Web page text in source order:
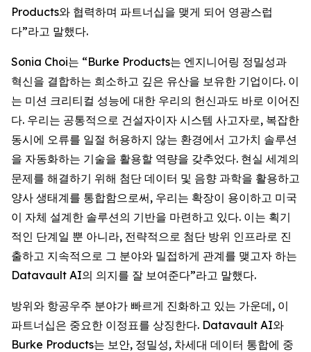
Products와 협력하며 파트너십을 맺게 되어 영광스럽
다”라고 말했다.
Sonia Choi는 “Burke Products는 엔지니어링 정밀성과
혁신을 결합하는 희소하고 깊은 유산을 보유한 기업이다. 이
는 미션 크리티컬 성능에 대한 우리의 헌신과도 바로 이어진
다. 우리는 공통적으로 건설자이자 시스템 사고자로, 복잡한
동시에 오류를 일절 허용하지 않는 환경에서 고가치 솔루션
을 자동화하는 기술을 활용할 역량을 갖추었다. 현실 세계의
문제를 해결하기 위해 첨단 데이터 및 음향 과학을 활용하고
양사 생태계를 통합함으로써, 우리는 확장이 용이하고 미국
이 자체 설계한 솔루션의 기반을 마련하고 있다. 이는 획기
적인 단계일 뿐 아니라, 전략적으로 첨단 방위 인프라로 진
출하고 지속적으로 그 분야와 밀접하게 관계를 맺고자 하는
Datavault AI의 의지를 잘 보여준다”라고 말했다.
방위와 항공우주 분야가 빠르게 진화하고 있는 가운데, 이
파트너십은 중요한 이정표를 상징한다. Datavault AI와
Burke Products는 보안, 정밀성, 차세대 데이터 통합에 중